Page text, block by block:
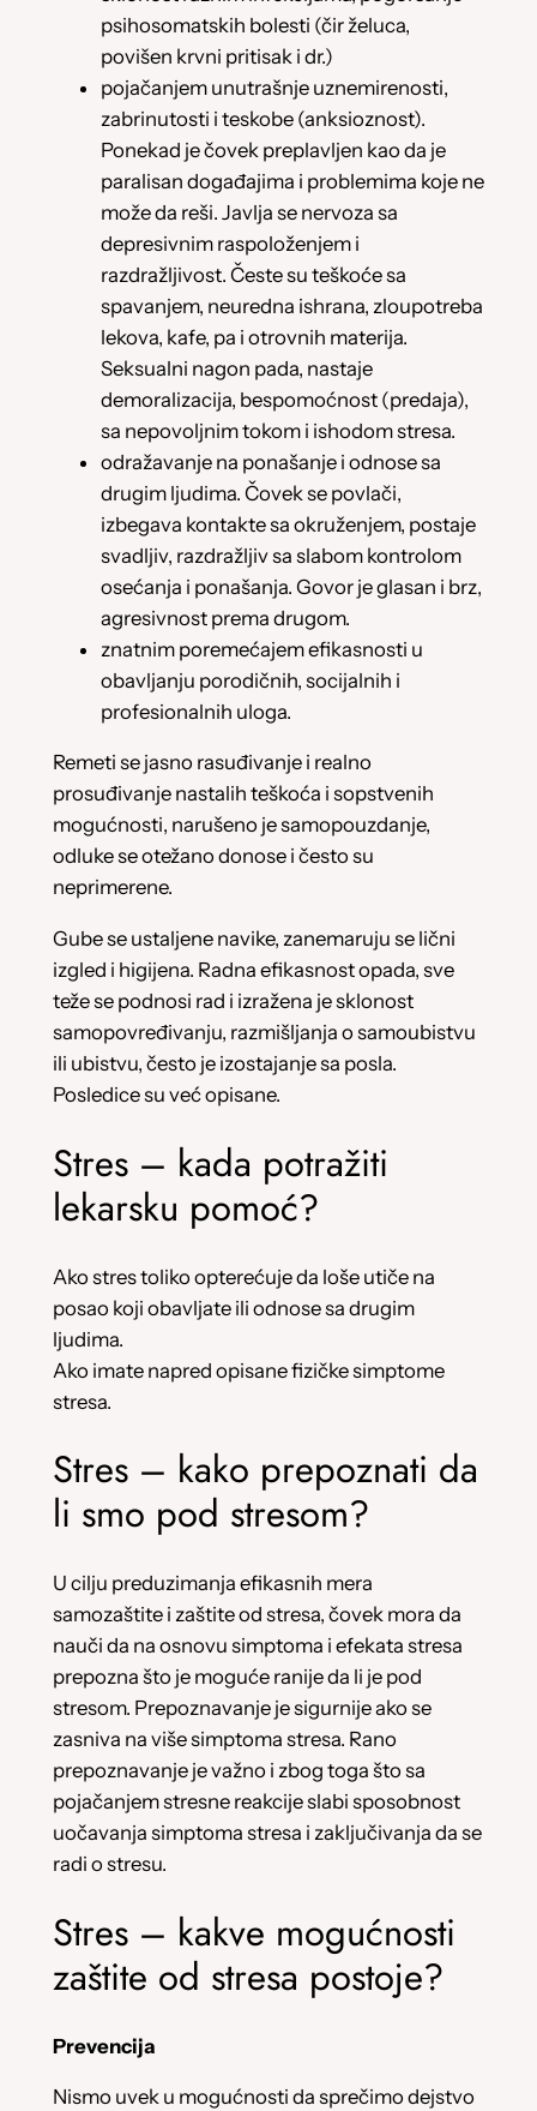
psihosomatskih bolesti (čir želuca,
povišen krvni pritisak i dr.)
pojačanjem unutrašnje uznemirenosti,
zabrinutosti i teskobe (anksioznost).
Ponekad je čovek preplavljen kao da je
paralisan događajima i problemima koje ne
može da reši. Javlja se nervoza sa
depresivnim raspoloženjem i
razdražljivost. Česte su teškoće sa
spavanjem, neuredna ishrana, zloupotreba
lekova, kafe, pa i otrovnih materija.
Seksualni nagon pada, nastaje
demoralizacija, bespomoćnost (predaja),
sa nepovoljnim tokom i ishodom stresa.
odražavanje na ponašanje i odnose sa
drugim ljudima. Čovek se povlači,
izbegava kontakte sa okruženjem, postaje
svadljiv, razdražljiv sa slabom kontrolom
osećanja i ponašanja. Govor je glasan i brz,
agresivnost prema drugom.
znatnim poremećajem efikasnosti u
obavljanju porodičnih, socijalnih i
profesionalnih uloga.
Remeti se jasno rasuđivanje i realno
prosuđivanje nastalih teškoća i sopstvenih
mogućnosti, narušeno je samopouzdanje,
odluke se otežano donose i često su
neprimerene.
Gube se ustaljene navike, zanemaruju se lični
izgled i higijena. Radna efikasnost opada, sve
teže se podnosi rad i izražena je sklonost
samopovređivanju, razmišljanja o samoubistvu
ili ubistvu, često je izostajanje sa posla.
Posledice su već opisane.
Stres – kada potražiti
lekarsku pomoć?
Ako stres toliko opterećuje da loše utiče na
posao koji obavljate ili odnose sa drugim
ljudima.
Ako imate napred opisane fizičke simptome
stresa.
Stres – kako prepoznati da
li smo pod stresom?
U cilju preduzimanja efikasnih mera
samozaštite i zaštite od stresa, čovek mora da
nauči da na osnovu simptoma i efekata stresa
prepozna što je moguće ranije da li je pod
stresom. Prepoznavanje je sigurnije ako se
zasniva na više simptoma stresa. Rano
prepoznavanje je važno i zbog toga što sa
pojačanjem stresne reakcije slabi sposobnost
uočavanja simptoma stresa i zaključivanja da se
radi o stresu.
Stres – kakve mogućnosti
zaštite od stresa postoje?
Prevencija
Nismo uvek u mogućnosti da sprečimo dejstvo